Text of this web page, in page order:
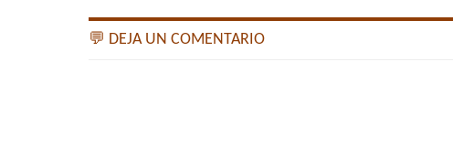
💬 DEJA UN COMENTARIO